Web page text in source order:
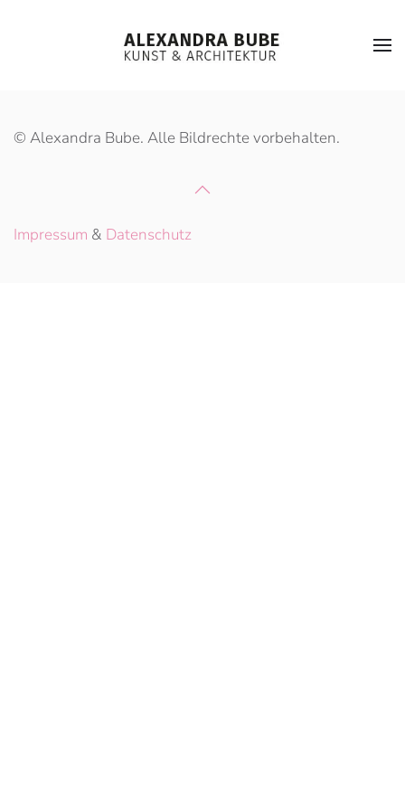
Zum Hauptinhalt springen
© Alexandra Bube. Alle Bildrechte vorbehalten.
Impressum & Datenschutz